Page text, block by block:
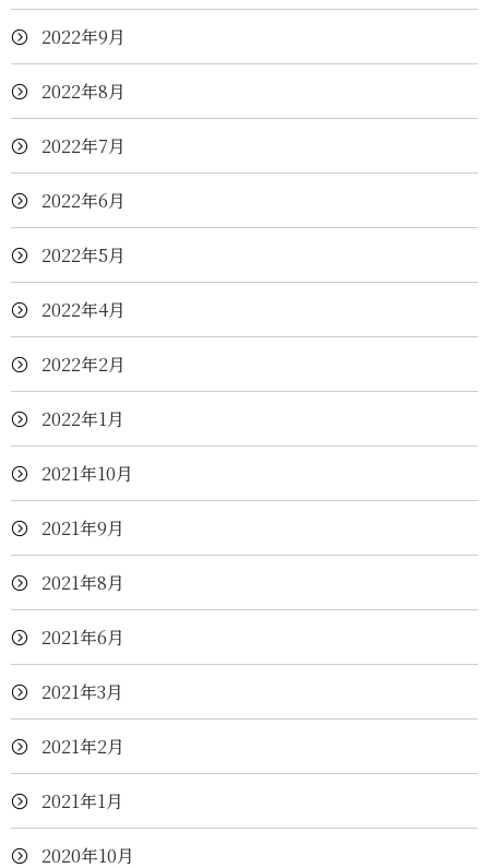
2022年9月
2022年8月
2022年7月
2022年6月
2022年5月
2022年4月
2022年2月
2022年1月
2021年10月
2021年9月
2021年8月
2021年6月
2021年3月
2021年2月
2021年1月
2020年10月